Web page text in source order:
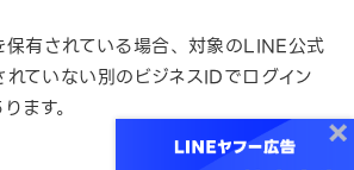
保有されている場合、対象のLINE公式
ていない別のビジネスIDでログイン
ます。